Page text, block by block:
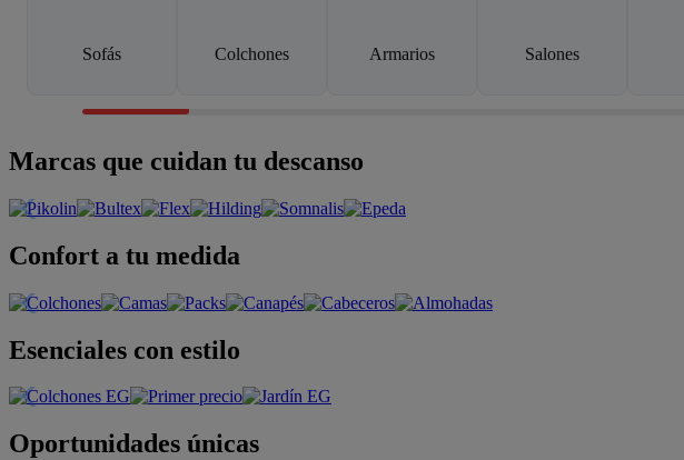
Sofás Colchones Armarios Salones
Marcas que cuidan tu descanso
Confort a tu medida
Esenciales con estilo
Oportunidades únicas